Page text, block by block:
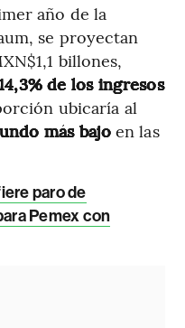
año de la
se proyectan
billones,
de los ingresos
ubicaría al
más bajoen las
paro de
Pemex con